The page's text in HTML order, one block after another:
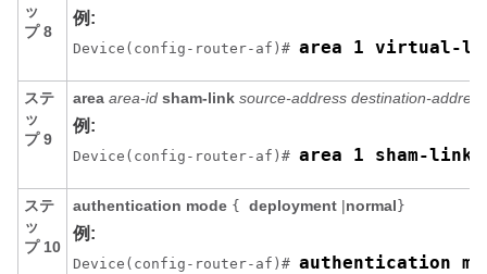
ッ
プ 8
例:
Device(config-router-af)# area 1 virtual-
ステ
ッ
プ 9
area area-id sham-link source-address destination-address
例:
Device(config-router-af)# area 1 sham-
ステ
ッ
プ 10
authentication mode { deployment |normal }
例:
Device(config-router-af)# authentication